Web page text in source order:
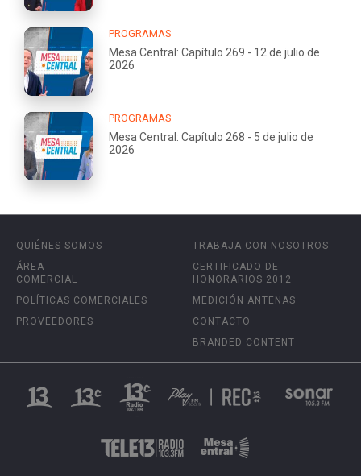
PROGRAMAS
Mesa Central: Capítulo 269 - 12 de julio de
2026
PROGRAMAS
Mesa Central: Capítulo 268 - 5 de julio de
2026
QUIÉNES SOMOS
ÁREA
COMERCIAL
POLÍTICAS COMERCIALES
PROVEEDORES
TRABAJA CON NOSOTROS
CERTIFICADO DE
HONORARIOS 2012
MEDICIÓN ANTENAS
CONTACTO
BRANDED CONTENT